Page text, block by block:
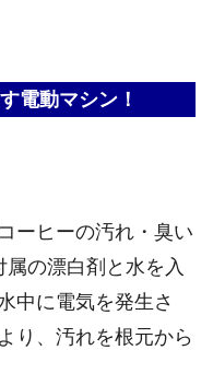
電動マシン！
ーヒーの汚れ・臭い
の漂白剤と水を入
中に電気を発生さ
り、汚れを根元から